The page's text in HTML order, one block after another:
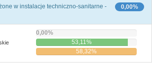
0,00%
w instalacje techniczno-sanitarne -
0,00%
53,11%
58,32%